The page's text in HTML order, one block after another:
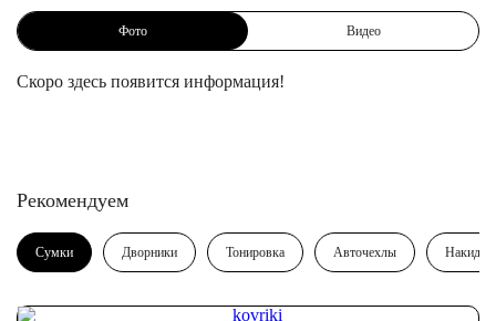
Фото Видео
Скоро здесь появится информация!
Рекомендуем
Сумки Дворники Тонировка Авточехлы Накидки